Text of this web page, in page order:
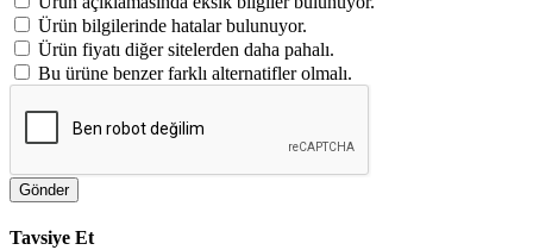
Ürün bilgilerinde hatalar bulunuyor.
Ürün fiyatı diğer sitelerden daha pahalı.
Bu ürüne benzer farklı alternatifler olmalı.
Gönder
Tavsiye Et